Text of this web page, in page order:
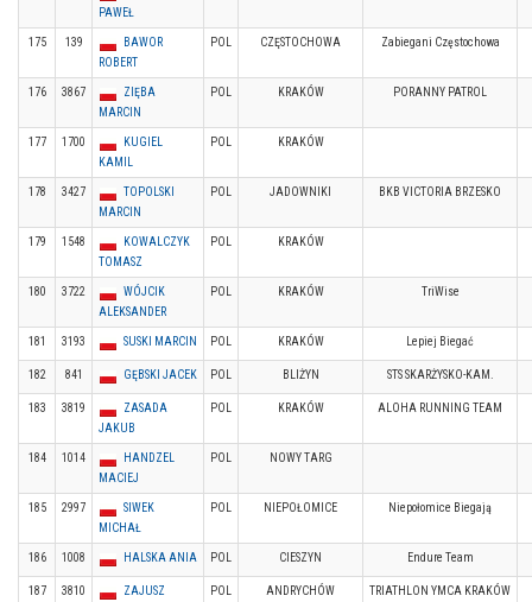
PAWEŁ
175 139
BAWOR
ROBERT
POL CZĘSTOCHOWA Zabiegani Częstochowa
176 3867
ZIĘBA
MARCIN
POL KRAKÓW PORANNY PATROL
177 1700
KUGIEL
KAMIL
POL KRAKÓW
178 3427
TOPOLSKI
MARCIN
POL JADOWNIKI BKB VICTORIA BRZESKO
179 1548
KOWALCZYK
TOMASZ
POL KRAKÓW
180 3722
WÓJCIK
ALEKSANDER
POL KRAKÓW TriWise
181 3193 SUSKI MARCIN POL KRAKÓW Lepiej Biegać
182 841 GĘBSKI JACEK POL BLIŻYN STS SKARŻYSKO-KAM.
183 3819
ZASADA
JAKUB
POL KRAKÓW ALOHA RUNNING TEAM
184 1014
HANDZEL
MACIEJ
POL NOWY TARG
185 2997
SIWEK
MICHAŁ
POL NIEPOŁOMICE Niepołomice Biegają
186 1008 HALSKA ANIA POL CIESZYN Endure Team
187 3810
ZAJUSZ
POL ANDRYCHÓW TRIATHLON YMCA KRAKÓW